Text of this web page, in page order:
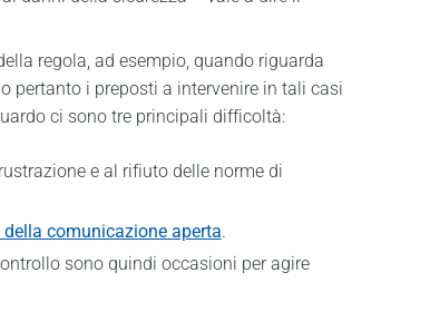
regola, ad esempio, quando riguarda
pertanto i preposti a intervenire in tali casi
ci sono tre principali difficoltà:
e al rifiuto delle norme di
comunicazione aperta.
sono quindi occasioni per agire